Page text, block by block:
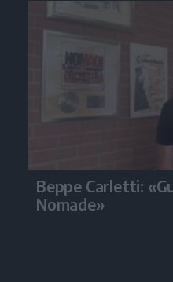
Beppe Carletti:
Nomade»